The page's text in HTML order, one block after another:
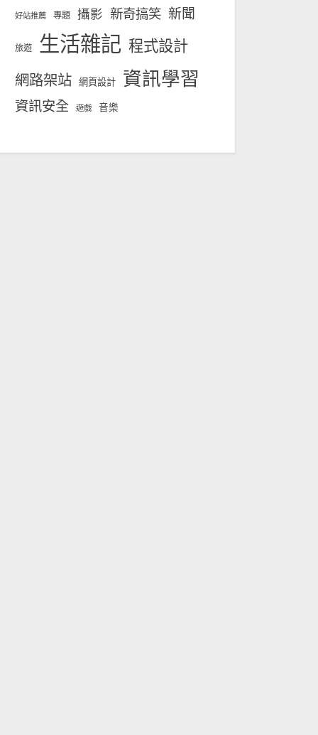
好站推薦 專題 攝影 新奇搞笑 新聞
旅遊 生活雜記 程式設計
網路架站 網頁設計 資訊學習
資訊安全 遊戲 音樂